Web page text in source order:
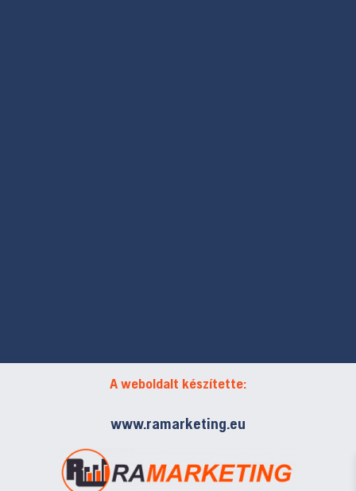
A weboldalt készítette:
www.ramarketing.eu